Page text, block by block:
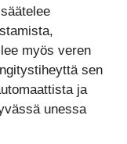
myös veren
sen
ja
unessa